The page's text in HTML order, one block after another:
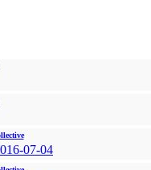
07-04